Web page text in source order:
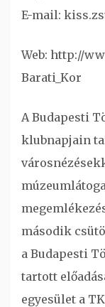
E-mail:
Web: http://
Barati_Kor
A Budapesti
klubnapjain
második
a Budapesti
tartott
egyesület a